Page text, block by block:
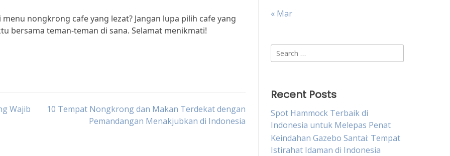
nongkrong cafe yang lezat? Jangan lupa pilih cafe yang
bersama teman-teman di sana. Selamat menikmati!
Wajib
10 Tempat Nongkrong dan Makan Terdekat dengan
Pemandangan Menakjubkan di Indonesia
« Mar
Search
for:
Recent Posts
Spot Hammock Terbaik di
Indonesia untuk Melepas Penat
Keindahan Gazebo Santai: Tempat
Istirahat Idaman di Indonesia